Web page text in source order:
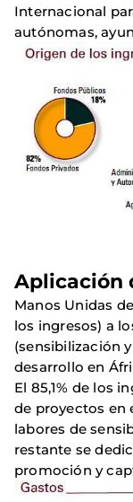
Internacional
autónomas,
Aplicación
Manos Unidas
los ingresos) a
(sensibilización
desarrollo en
El 85,1% de los
de proyectos en
labores de
restante se
promoción y